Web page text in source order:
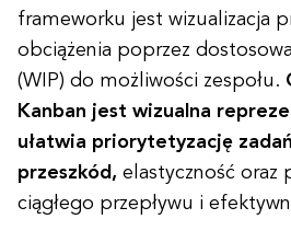
frameworku jest wizualizacja
obciążenia poprzez
(WIP) do możliwości zespołu.
Kanban jest wizualna
ułatwia priorytetyzację
przeszkód, elastyczność oraz
ciągłego przepływu i